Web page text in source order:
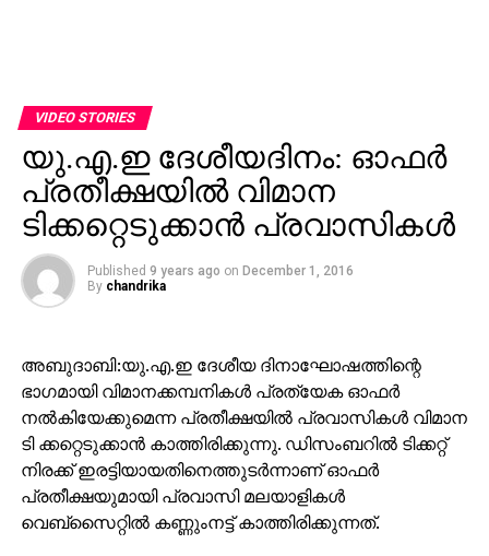
VIDEO STORIES
യു.എ.ഇ ദേശീയദിനം: ഓഫര്‍
പ്രതീക്ഷയില്‍ വിമാന
ടിക്കറ്റെടുക്കാന്‍ പ്രവാസികള്‍
Published 9 years ago on December 1, 2016
By chandrika
അബുദാബി:യു.എ.ഇ ദേശീയ ദിനാഘോഷത്തിന്റെ
ഭാഗമായി വിമാനക്കമ്പനികള്‍ പ്രത്യേക ഓഫര്‍
നല്‍കിയേക്കുമെന്ന പ്രതീക്ഷയില്‍ പ്രവാസികള്‍ വിമാന
ടി ക്കറ്റെടുക്കാന്‍ കാത്തിരിക്കുന്നു. ഡിസംബറില്‍ ടിക്കറ്റ്
നിരക്ക് ഇരട്ടിയായതിനെത്തുടര്‍ന്നാണ് ഓഫര്‍
പ്രതീക്ഷയുമായി പ്രവാസി മലയാളികള്‍
വെബ്‌സൈറ്റില്‍ കണ്ണുംനട്ട് കാത്തിരിക്കുന്നത്.